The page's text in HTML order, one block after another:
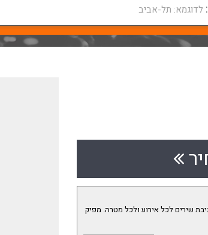
לדוגמא: תל-אביב
שירים לכל אירוע ולכל מטרה. מפיק